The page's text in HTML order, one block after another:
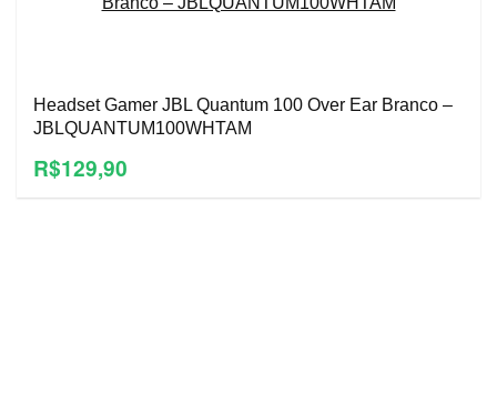
Headset Gamer JBL Quantum 100 Over Ear Branco –
JBLQUANTUM100WHTAM
R$129,90